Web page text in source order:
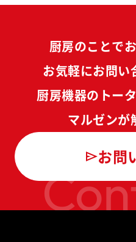
厨房のことで
お気軽にお問い
厨房機器のトー
マルゼンが
お問